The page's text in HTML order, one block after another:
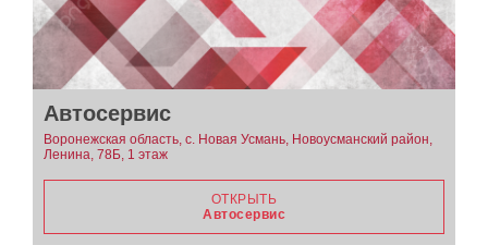
Автосервис
Воронежская область, с. Новая Усмань, Новоусманский район,
Ленина, 78Б, 1 этаж
ОТКРЫТЬ
Автосервис